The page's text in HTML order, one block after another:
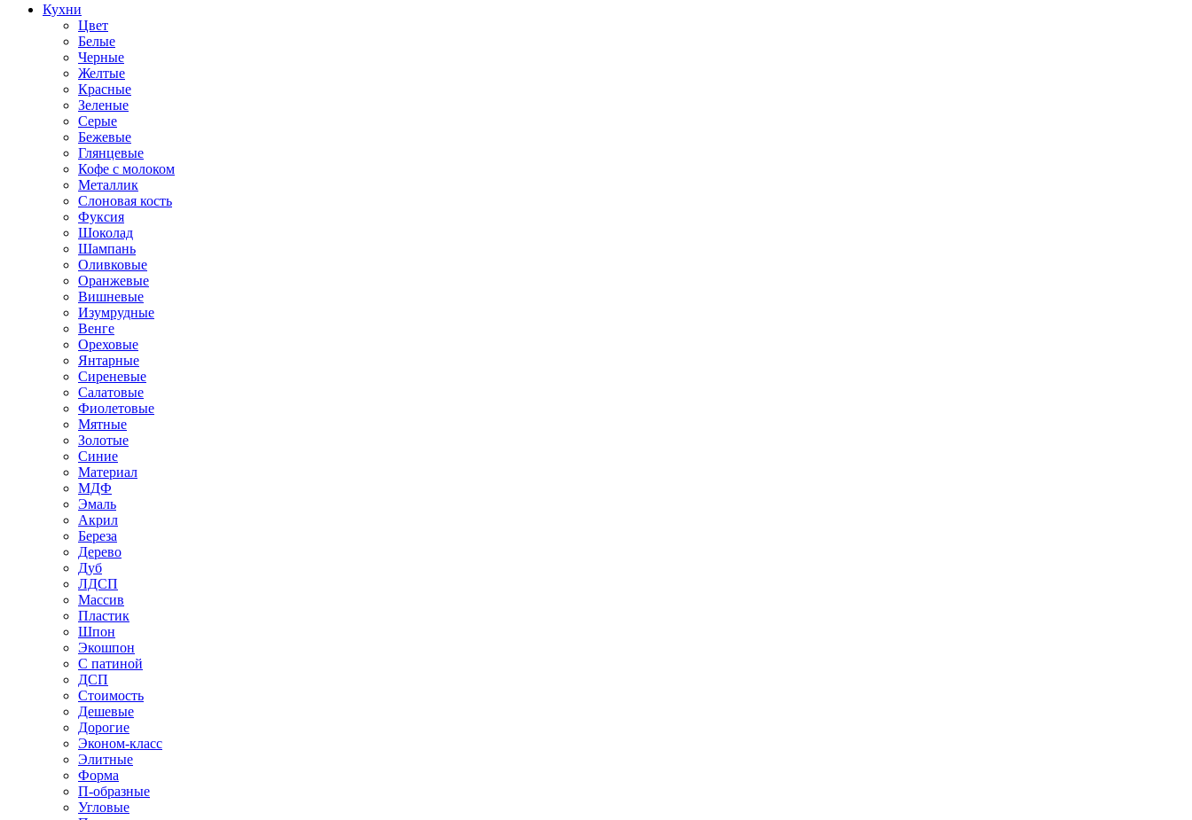
Кухни
Цвет
Белые
Черные
Желтые
Красные
Зеленые
Серые
Бежевые
Глянцевые
Кофе с молоком
Металлик
Слоновая кость
Фуксия
Шоколад
Шампань
Оливковые
Оранжевые
Вишневые
Изумрудные
Венге
Ореховые
Янтарные
Сиреневые
Салатовые
Фиолетовые
Мятные
Золотые
Синие
Материал
МДФ
Эмаль
Акрил
Береза
Дерево
Дуб
ЛДСП
Массив
Пластик
Шпон
Экошпон
С патиной
ДСП
Стоимость
Дешевые
Дорогие
Эконом-класс
Элитные
Форма
П-образные
Угловые